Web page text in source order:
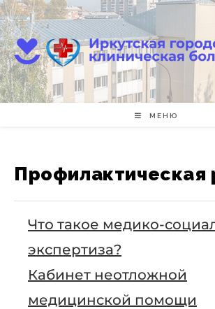
Перейти
к
содержимому
МЕНЮ
Профилактическая
Что такое медико-
экспертиза?
Кабинет неотложной
медицинской помощи